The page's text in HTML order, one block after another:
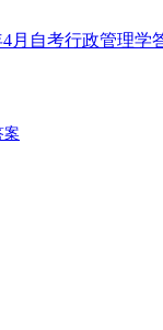
4月自考行政管理学
案